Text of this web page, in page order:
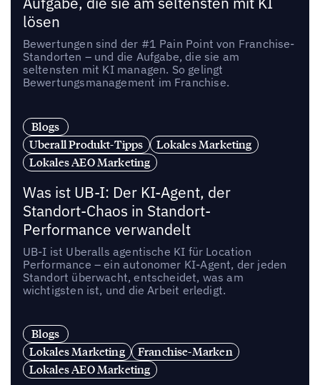
lösen
Bewertungen sind der #1 Pain Point von Franchise-
Standorten – und die Aufgabe, die sie am
seltensten mit KI managen. So gelingt
Bewertungsmanagement im Franchise.
Blogs
Uberall Produkt-Tipps
Lokales Marketing
Lokales AEO Marketing
Was ist UB-I: Der KI-Agent, der
Standort-Chaos in Standort-
Performance verwandelt
UB-I ist Uberalls agentische KI für Location
Performance – ein autonomer KI-Agent, der jeden
Standort überwacht, entscheidet, was am
wichtigsten ist, und die Arbeit erledigt.
Blogs
Lokales Marketing
Franchise-Marken
Lokales AEO Marketing